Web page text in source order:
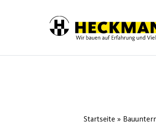
Skip to content
Startseite »